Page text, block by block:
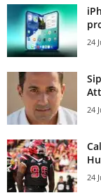
24
24
24